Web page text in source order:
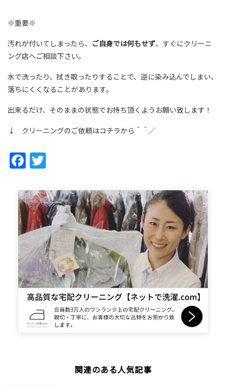
※重要※
汚れが付いてしまったら、 ご自身では何もせず、すぐにクリーニ
ング店へご相談下さい。
水で洗ったり、拭き取ったりすることで、逆に染み込んでしまい、
落ちにくくなることがあります。
出来るだけ、そのままの状態でお持ち頂くようお願い致します！
↓ クリーニングのご依頼はコチラから＾＾／
Facebook
関連のある人気記事